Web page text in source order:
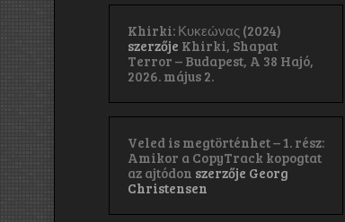
Khirki: Κ​υ​κ​ε​ώ​ν​α​ς (2024)
szerzője Khirki, Shapat
Terror – Budapest, A 38 Hajó,
2026. május 2.
Veled is megtörténhet – 1. rész:
Amikor a CopyTrack kopogtat
az ajtódon szerzője Georg
Christensen